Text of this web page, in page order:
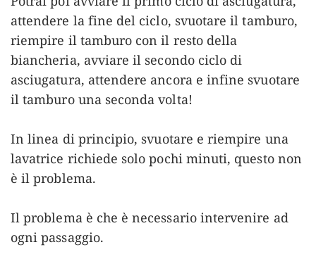
attendere la fine del ciclo, svuotare il tamburo,
riempire il tamburo con il resto della
biancheria, avviare il secondo ciclo di
asciugatura, attendere ancora e infine svuotare
il tamburo una seconda volta!
In linea di principio, svuotare e riempire una
lavatrice richiede solo pochi minuti, questo non
è il problema.
Il problema è che è necessario intervenire ad
ogni passaggio.